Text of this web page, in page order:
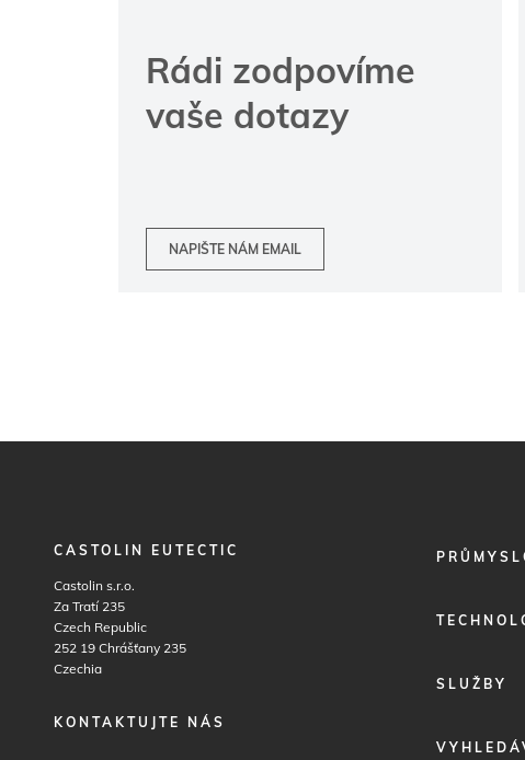
Rádi zodpovíme
vaše dotazy
NAPIŠTE NÁM EMAIL
CASTOLIN EUTECTIC
Castolin s.r.o.
Za Tratí 235
Czech Republic
252 19 Chrášťany 235
Czechia
KONTAKTUJTE NÁS
FOOTER
SLUŽBY